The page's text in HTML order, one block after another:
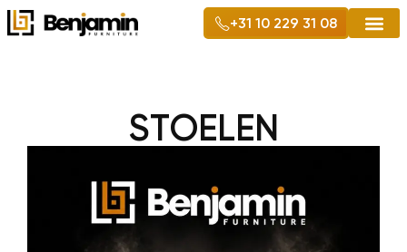
+31 10 229 31 08
STOELEN